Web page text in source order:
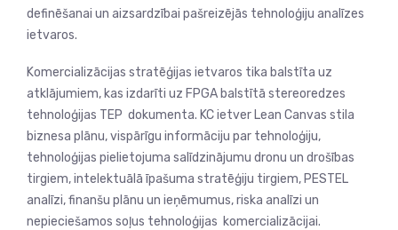
definēšanai un aizsardzībai pašreizējās tehnoloģiju analīzes
ietvaros.
Komercializācijas stratēģijas ietvaros tika balstīta uz
atklājumiem, kas izdarīti uz FPGA balstītā stereoredzes
tehnoloģijas TEP dokumenta. KC ietver Lean Canvas stila
biznesa plānu, vispārīgu informāciju par tehnoloģiju,
tehnoloģijas pielietojuma salīdzinājumu dronu un drošības
tirgiem, intelektuālā īpašuma stratēģiju tirgiem, PESTEL
analīzi, finanšu plānu un ieņēmumus, riska analīzi un
nepieciešamos soļus tehnoloģijas komercializācijai.